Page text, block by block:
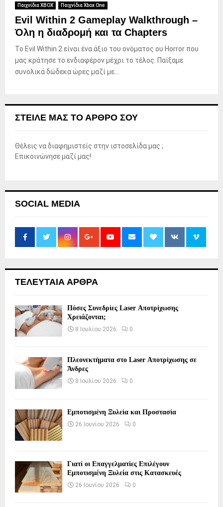
Παιχνίδια XBOX
Παιχνίδια Xbox One
Evil Within 2 Gameplay Walkthrough –
Όλη η διαδρομή και τα Chapters
To Evil Within 2 είναι ένα άξιο του ονόματος ου Horror που
μας κράτησε το ενδιαφέρον μέχρι το τέλος. Παίξαμε
συνολικά δώδεκα ώρες μαζί με...
ΣΤΕΊΛΕ ΜΑΣ ΤΟ ΆΡΘΡΟ ΣΟΥ
Θέλεις να διαφημιστείς στην ιστοσελίδα μας ;
Επικοινώνησε μαζί μας!
SOCIAL MEDIA
ΤΕΛΕΥΤΑΙΑ ΑΡΘΡΑ
Πόσες Συνεδρίες Laser Αποτρίχωσης
Χρειάζονται;
8 Ιουλίου 2026 0
Πλεονεκτήματα στο Laser Αποτρίχωσης σε
Άνδρες
8 Ιουλίου 2026 0
Εμποτισμένη Ξυλεία και Προστασία
26 Ιουνίου 2026 0
Γιατί οι Επαγγελματίες Επιλέγουν
Εμποτισμένη Ξυλεία στις Κατασκευές
26 Ιουνίου 2026 0